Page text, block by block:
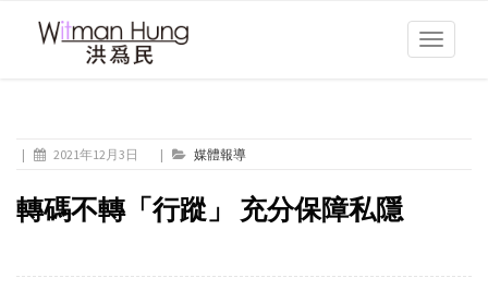
Toggle
| 2021年12月3日 | 媒體報導
轉碼不轉「行蹤」 充分保障私隱